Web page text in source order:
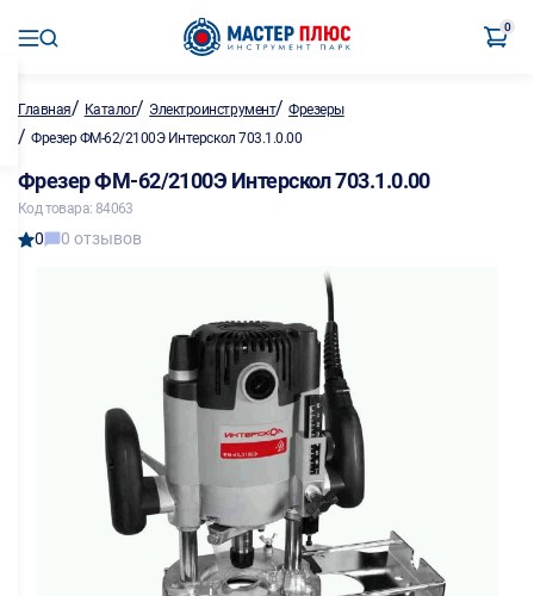
0
Главная/ Каталог/ Электроинструмент/Фрезеры
/ Фрезер ФМ-62/2100Э Интерскол 703.1.0.00
Фрезер ФМ-62/2100Э Интерскол 703.1.0.00
Код товара: 84063
0 0 отзывов